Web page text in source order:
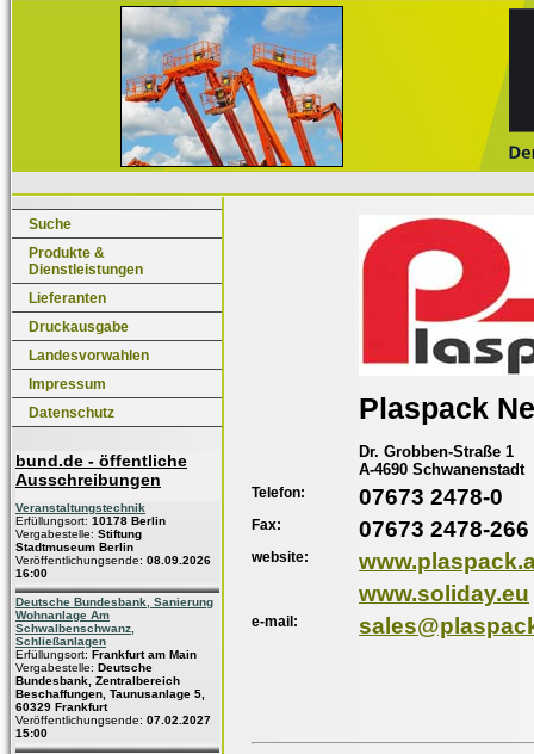
Suche
Produkte &
Dienstleistungen
Lieferanten
Druckausgabe
Landesvorwahlen
Impressum
Datenschutz
bund.de - öffentliche
Ausschreibungen
Veranstaltungstechnik
Erfüllungsort: 10178 Berlin
Vergabestelle: Stiftung
Stadtmuseum Berlin
Veröffentlichungsende: 08.09.2026
16:00
Deutsche Bundesbank, Sanierung
Wohnanlage Am
Schwalbenschwanz,
Schließanlagen
Erfüllungsort: Frankfurt am Main
Vergabestelle: Deutsche
Bundesbank, Zentralbereich
Beschaffungen, Taunusanlage 5,
60329 Frankfurt
Veröffentlichungsende: 07.02.2027
15:00
Plaspack
Dr. Grobben-Straße 1
A-4690 Schwanenstadt
Telefon: 07673 2478-0
Fax: 07673 2478-266
website:
www.soliday.eu
e-mail: